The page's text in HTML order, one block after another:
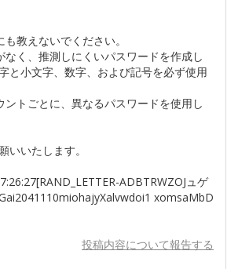
教えないでください。
なく、推測しにくいパスワードを作成し
と小文字、数字、および記号を必ず使用
ントごとに、異なるパスワードを使用し
いいたします。
ADBTRWZOJュゲ
xomsaMbD
投稿内容について報告する